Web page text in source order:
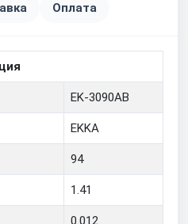
Оплата
EK-3090AB
EKKA
94
1.41
0.012